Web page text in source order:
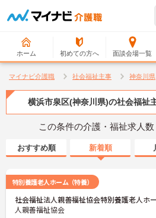
ホーム 初めての方へ 面談会場一覧
マイナビ介護職 社会福祉主事 神奈川県
横浜市泉区(神奈川県)の社会福祉
この条件の介護・福祉求人数
おすすめ順 新着順
特別養護老人ホーム（特養）
社会福祉法人親善福祉協会特別養護老人
人親善福祉協会